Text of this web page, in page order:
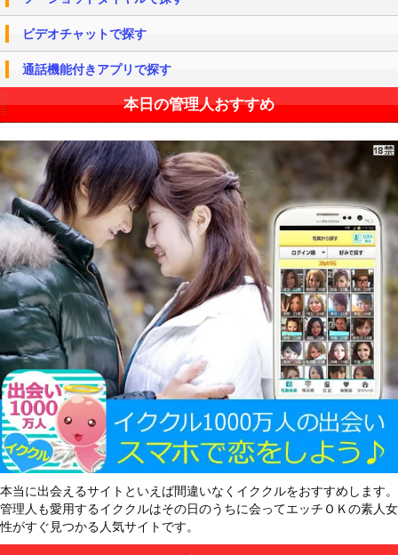
ビデオチャットで探す
通話機能付きアプリで探す
本日の管理人おすすめ
本当に出会えるサイトといえば間違いなくイククルをおすすめします。
管理人も愛用するイククルはその日のうちに会ってエッチＯＫの素人女
性がすぐ見つかる人気サイトです。